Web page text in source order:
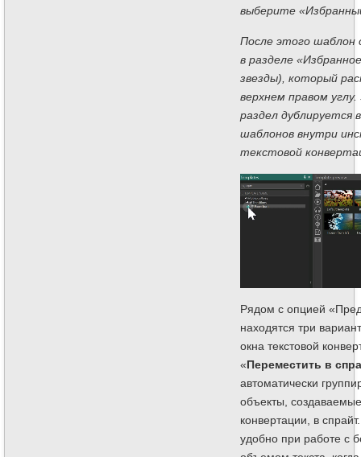
выберите
После этого шаблон
в разделе
звезды), который
верхнем правом
раздел дублируется
шаблонов внутри
текстовой
Рядом с опцией
находятся три
окна текстовой
«Переместить в
автоматически
объекты,
конвертации, в
удобно при работе с